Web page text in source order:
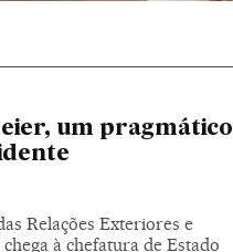
um pragmático
Relações Exteriores e
à chefatura de Estado